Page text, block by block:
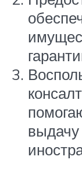
выдачу